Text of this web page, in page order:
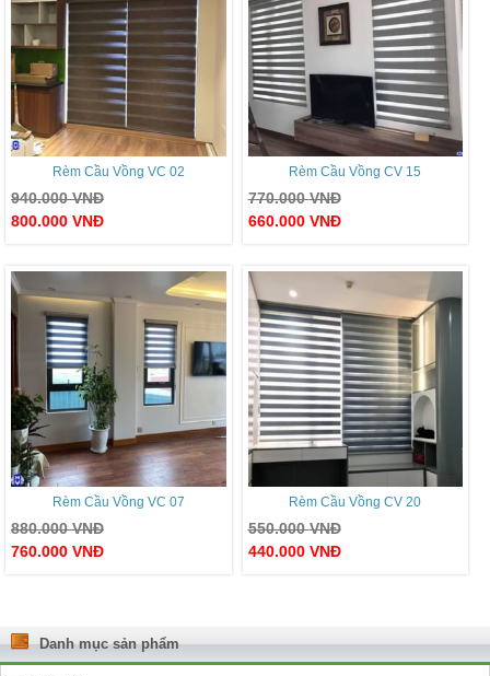
Rèm Cầu Vồng VC 02
940.000VNĐ
800.000 VNĐ
Rèm Cầu Vồng CV 15
770.000VNĐ
660.000 VNĐ
Rèm Cầu Vồng VC 07
880.000VNĐ
760.000 VNĐ
Rèm Cầu Vồng CV 20
550.000VNĐ
440.000 VNĐ
Danh mục sản phẩm